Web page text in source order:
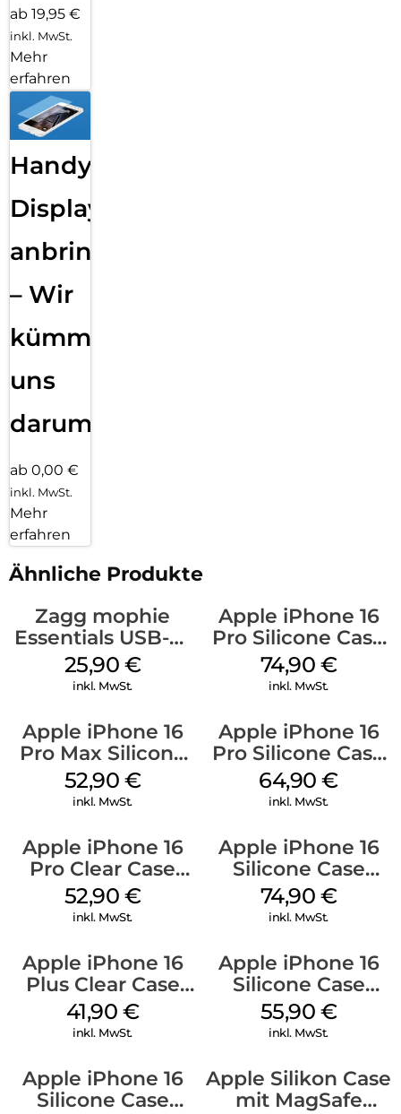
ab 19,95 €
inkl. MwSt.
Mehr
erfahren
Handy
Displayfolie
anbringen
– Wir
kümmern
uns
darum!
ab 0,00 €
inkl. MwSt.
Mehr
erfahren
Ähnliche Produkte
Zagg mophie
Essentials USB-C-
20W Charger PD
Weiß
25,90 €
inkl. MwSt.
Apple iPhone 16
Pro Silicone Case
MagSafe Black
74,90 €
inkl. MwSt.
Apple iPhone 16
Pro Max Silicone
Case MagSafe
Ultramarine
52,90 €
inkl. MwSt.
Apple iPhone 16
Pro Silicone Case
MagSafe Denim
64,90€
inkl. MwSt.
Apple iPhone 16
Pro Clear Case
MagSafe
Transparent
52,90 €
inkl. MwSt.
Apple iPhone 16
Silicone Case
MagSafe Lake
Green
74,90 €
inkl. MwSt.
Apple iPhone 16
Plus Clear Case
MagSafe
Transparent
41,90 €
inkl. MwSt.
Apple iPhone 16
Silicone Case
MagSafe
Ultramarine
55,90 €
inkl. MwSt.
Apple iPhone 16
Silicone Case
Apple Silikon Case
mit MagSafe